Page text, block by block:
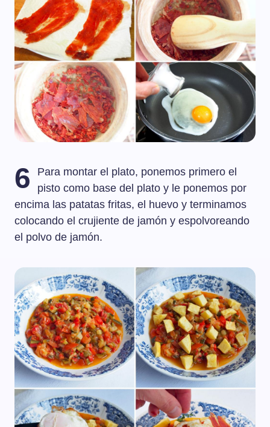
6
Para montar el plato, ponemos primero el
pisto como base del plato y le ponemos por
encima las patatas fritas, el huevo y terminamos
colocando el crujiente de jamón y espolvoreando
el polvo de jamón.